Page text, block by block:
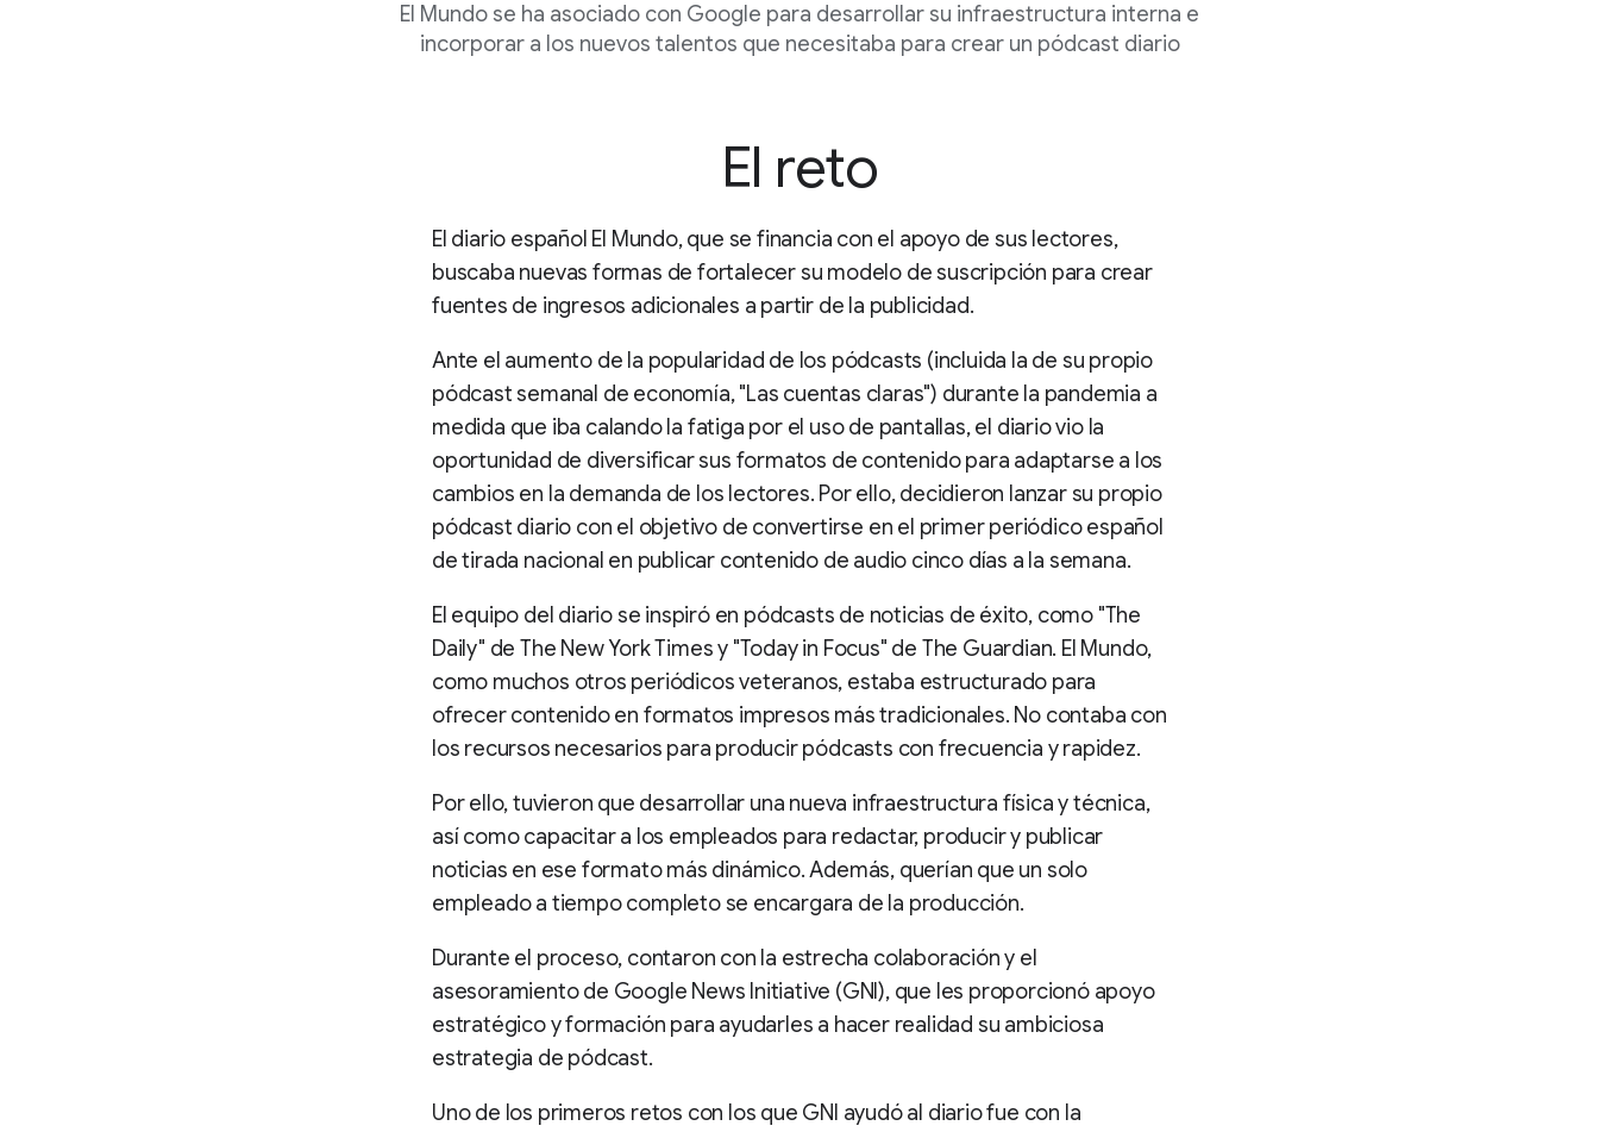
El Mundo se ha asociado con Google para desarrollar su infraestructura interna e
incorporar a los nuevos talentos que necesitaba para crear un pódcast diario
El reto
El diario español El Mundo, que se financia con el apoyo de sus lectores,
buscaba nuevas formas de fortalecer su modelo de suscripción para crear
fuentes de ingresos adicionales a partir de la publicidad.
Ante el aumento de la popularidad de los pódcasts (incluida la de su propio
pódcast semanal de economía, "Las cuentas claras") durante la pandemia a
medida que iba calando la fatiga por el uso de pantallas, el diario vio la
oportunidad de diversificar sus formatos de contenido para adaptarse a los
cambios en la demanda de los lectores. Por ello, decidieron lanzar su propio
pódcast diario con el objetivo de convertirse en el primer periódico español
de tirada nacional en publicar contenido de audio cinco días a la semana.
El equipo del diario se inspiró en pódcasts de noticias de éxito, como "The
Daily" de The New York Times y "Today in Focus" de The Guardian. El Mundo,
como muchos otros periódicos veteranos, estaba estructurado para
ofrecer contenido en formatos impresos más tradicionales. No contaba con
los recursos necesarios para producir pódcasts con frecuencia y rapidez.
Por ello, tuvieron que desarrollar una nueva infraestructura física y técnica,
así como capacitar a los empleados para redactar, producir y publicar
noticias en ese formato más dinámico. Además, querían que un solo
empleado a tiempo completo se encargara de la producción.
Durante el proceso, contaron con la estrecha colaboración y el
asesoramiento de Google News Initiative (GNI), que les proporcionó apoyo
estratégico y formación para ayudarles a hacer realidad su ambiciosa
estrategia de pódcast.
Uno de los primeros retos con los que GNI ayudó al diario fue con la